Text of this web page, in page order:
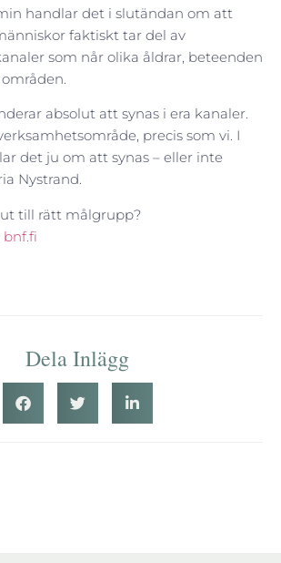
handlar det i slutändan om att
faktiskt tar del av
som når olika åldrar, beteenden
absolut att synas i era kanaler.
precis som vi. I
det ju om att synas – eller inte
Nystrand.
till rätt målgrupp?
bnf.fi
Dela Inlägg